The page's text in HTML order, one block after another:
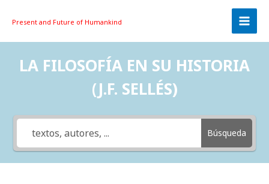
Present and Future of Humankind
LA FILOSOFÍA EN SU HISTORIA
(J.F. SELLÉS)
Búsqueda